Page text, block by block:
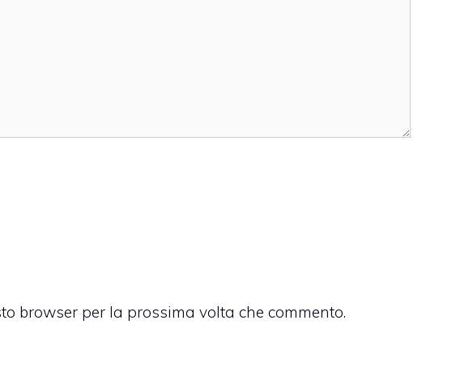
browser per la prossima volta che commento.